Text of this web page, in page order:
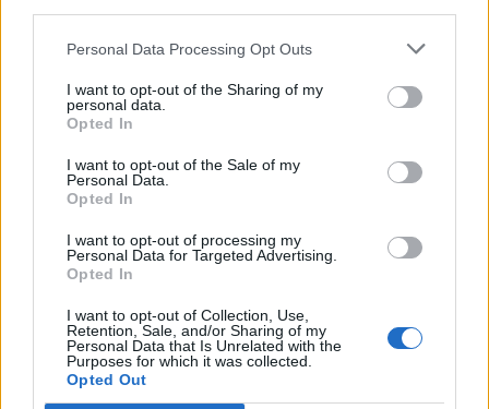
Personal Data Processing Opt Outs
I want to opt-out of the Sharing of my
personal data.
Opted In
I want to opt-out of the Sale of my
Personal Data.
Opted In
I want to opt-out of processing my
Personal Data for Targeted Advertising.
Opted In
I want to opt-out of Collection, Use,
Retention, Sale, and/or Sharing of my
Personal Data that Is Unrelated with the
Purposes for which it was collected.
Opted Out